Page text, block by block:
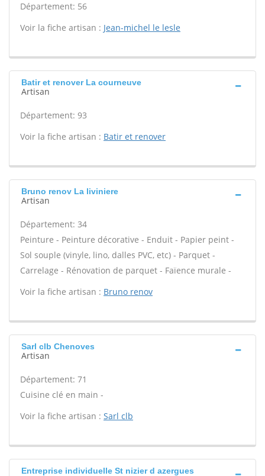
Département: 56
Voir la fiche artisan : Jean-michel le lesle
Batir et renover La courneuve
Artisan
Département: 93
Voir la fiche artisan : Batir et renover
Bruno renov La liviniere
Artisan
Département: 34
Peinture - Peinture décorative - Enduit - Papier peint -
Sol souple (vinyle, lino, dalles PVC, etc) - Parquet -
Carrelage - Rénovation de parquet - Faïence murale -
Voir la fiche artisan : Bruno renov
Sarl clb Chenoves
Artisan
Département: 71
Cuisine clé en main -
Voir la fiche artisan : Sarl clb
Entreprise individuelle St nizier d azergues